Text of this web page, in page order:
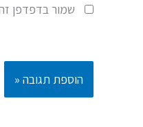
שמור בדפדפן